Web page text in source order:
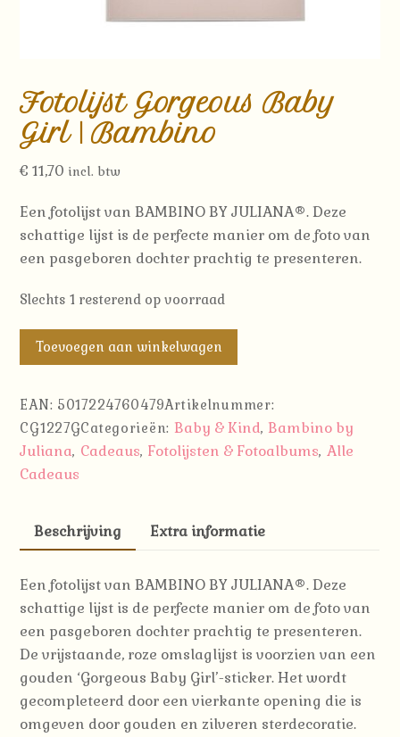
Fotolijst Gorgeous Baby
Girl | Bambino
€ 11,70 incl. btw
Een fotolijst van BAMBINO BY JULIANA®. Deze
schattige lijst is de perfecte manier om de foto van
een pasgeboren dochter prachtig te presenteren.
Slechts 1 resterend op voorraad
Fotolijst
Gorgeous
Girl
|
Bambino
aantal
Toevoegen aan winkelwagen
EAN: 5017224760479Artikelnummer:
CG1227GCategorieën: Baby & Kind, Bambino by
Juliana, Cadeaus, Fotolijsten & Fotoalbums, Alle
Cadeaus
Beschrijving Extra informatie
Een fotolijst van BAMBINO BY JULIANA®. Deze
schattige lijst is de perfecte manier om de foto van
een pasgeboren dochter prachtig te presenteren.
De vrijstaande, roze omslaglijst is voorzien van een
gouden ‘Gorgeous Baby Girl’-sticker. Het wordt
gecompleteerd door een vierkante opening die is
omgeven door gouden en zilveren sterdecoratie.